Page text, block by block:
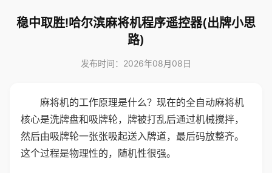
稳中取胜!哈尔滨麻将机程序遥控器(出牌小思
路)
发布时间：2026年08月08日
麻将机的工作原理是什么？现在的全自动麻将机
核心是洗牌盘和吸牌轮，牌被打乱后通过机械搅拌，
然后由吸牌轮一张张吸起送入牌道，最后码放整齐。
这个过程是物理性的，随机性很强。